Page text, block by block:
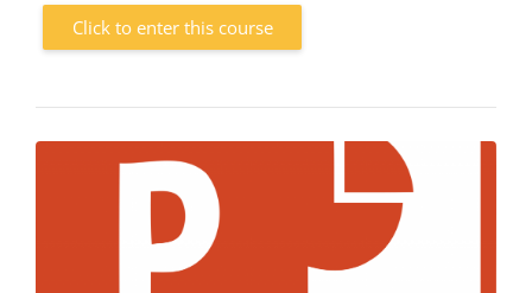
Click to enter this course